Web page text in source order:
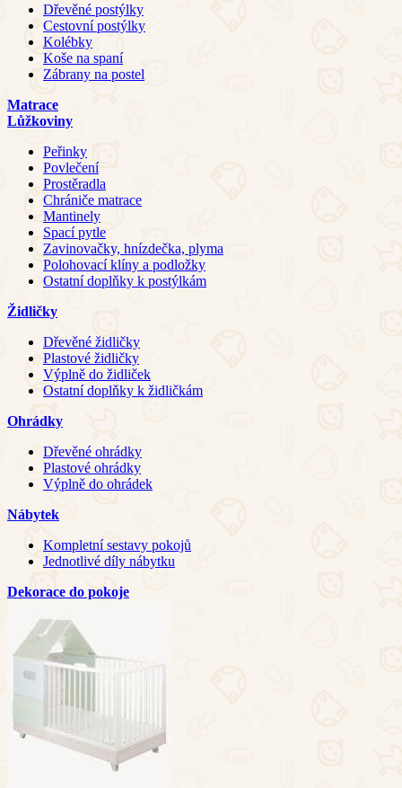
Dřevěné postýlky
Cestovní postýlky
Kolébky
Koše na spaní
Zábrany na postel
Matrace
Lůžkoviny
Peřinky
Povlečení
Prostěradla
Chrániče matrace
Mantinely
Spací pytle
Zavinovačky, hnízdečka, plyma
Polohovací klíny a podložky
Ostatní doplňky k postýlkám
Židličky
Dřevěné židličky
Plastové židličky
Výplně do židliček
Ostatní doplňky k židličkám
Ohrádky
Dřevěné ohrádky
Plastové ohrádky
Výplně do ohrádek
Nábytek
Kompletní sestavy pokojů
Jednotlivé díly nábytku
Dekorace do pokoje